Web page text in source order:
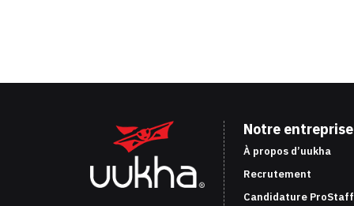
Notre entreprise
À propos d’uukha
Recrutement
Candidature ProStaff